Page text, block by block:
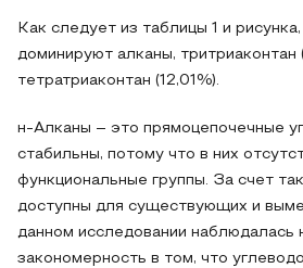
Как следует из таблицы 1 и
доминируют алканы, тритриаконтан
тетратриаконтан (12,01%).
н-Алканы – это прямоцепочечные
стабильны, потому что в них
функциональные группы. За счет
доступны для существующих и
данном исследовании наблюдалась
закономерность в том, что